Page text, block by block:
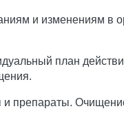
и изменениям в
план
и препараты.